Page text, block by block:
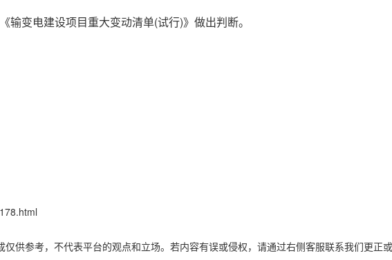
输变电建设项目重大变动清单(试行)》做出判断。
供参考，不代表平台的观点和立场。若内容有误或侵权，请通过右侧客服联系我们更正